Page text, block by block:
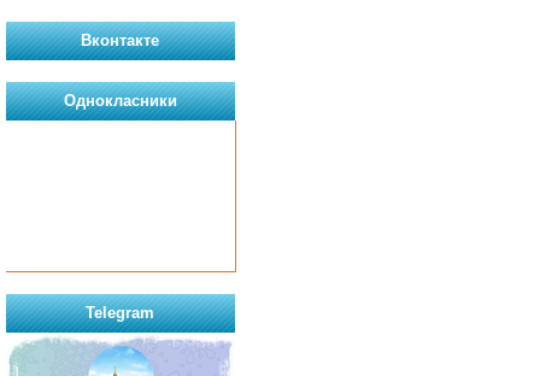
Вконтакте
Однокласники
Telegram